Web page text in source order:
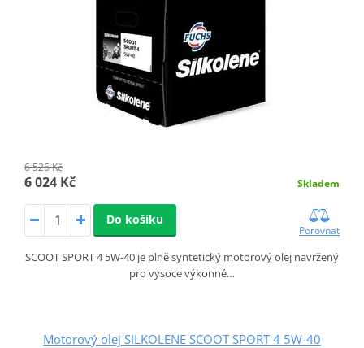
6 526 Kč
6 024 Kč Skladem
Do košíku
Porovnat
SCOOT SPORT 4 5W-40 je plně syntetický motorový olej navržený
pro vysoce výkonné…
Motorový olej SILKOLENE SCOOT SPORT 4 5W-40